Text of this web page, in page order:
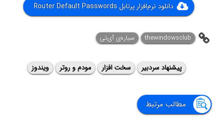
دانلود نرم‌افزار پرتابل Router Default Passwords
thewindowsclub سیاره‌ی آی‌تی
پیشنهاد سردبیر سخت افزار مودم و روتر ویندوز
مطالب مرتبط